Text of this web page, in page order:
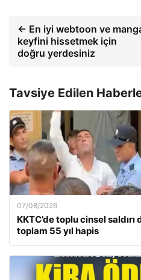
← En iyi webtoon ve
keyfini hissetmek için
doğru yerdesiniz
Tavsiye Edilen
07/08/2026
KKTC’de toplu cinsel saldırı
toplam 55 yıl hapis